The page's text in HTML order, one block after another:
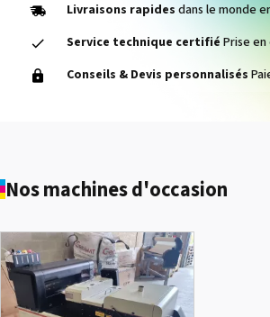
1000014464 PAD, CLEANER
Livraisons rapides dans le monde
Service technique certifié Prise
Conseils & Devis personnalisés
Nos machines d'occasion